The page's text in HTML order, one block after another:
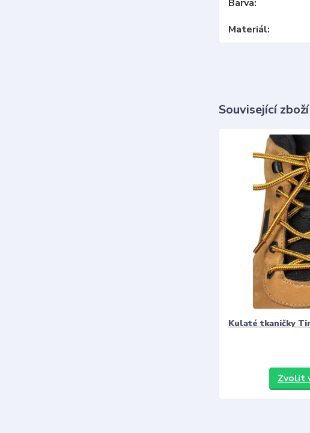
Barva
Materiál
Související zboží
Kulaté tkaničky
Zvolit